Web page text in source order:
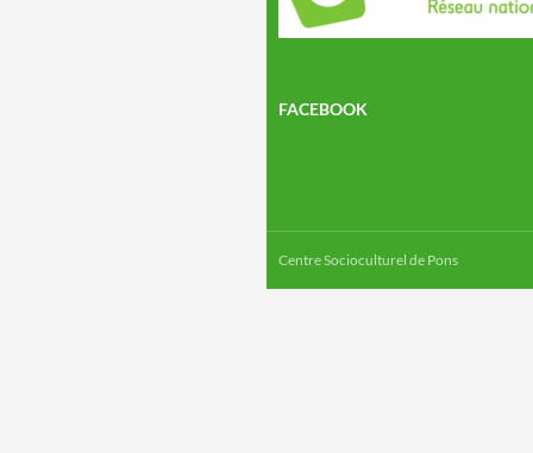
FACEBOOK
Centre Socioculturel de Pons